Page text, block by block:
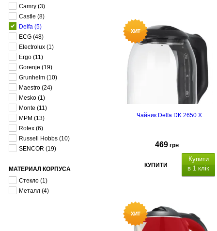
Camry (3)
Castle (8)
Delfa (5)
ECG (48)
Electrolux (1)
Ergo (11)
Gorenje (19)
Grunhelm (10)
Maestro (24)
Mesko (1)
Monte (11)
MPM (13)
Rotex (6)
Russell Hobbs (10)
SENCOR (19)
МАТЕРИАЛ КОРПУСА
Стекло (1)
Металл (4)
Чайник Delfa DK 2650 X
469 грн
КУПИТИ
Купити
в 1 клік